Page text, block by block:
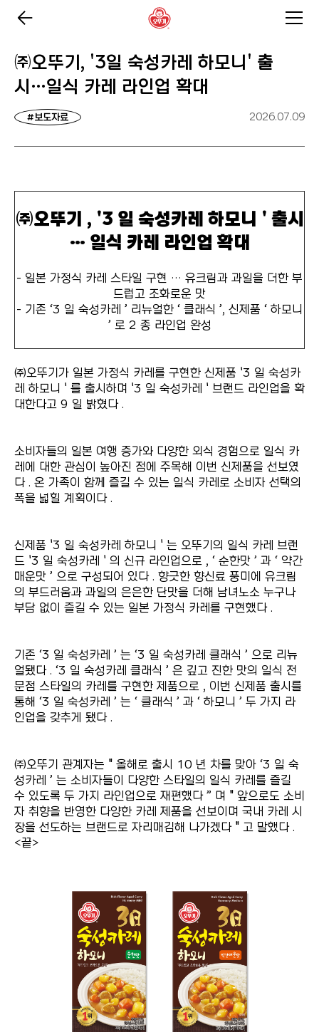
㈜오뚜기, '3일 숙성카레 하모니' 출
시…일식 카레 라인업 확대
#보도자료 2026.07.09
㈜오뚜기 , '3 일 숙성카레 하모니 ' 출시
… 일식 카레 라인업 확대
- 일본 가정식 카레 스타일 구현 … 유크림과 과일을 더한 부
드럽고 조화로운 맛
- 기존 ‘3 일 숙성카레 ’ 리뉴얼한 ‘ 클래식 ’, 신제품 ‘ 하모니
’ 로 2 종 라인업 완성
㈜오뚜기가 일본 가정식 카레를 구현한 신제품 '3 일 숙성카
레 하모니 ' 를 출시하며 '3 일 숙성카레 ' 브랜드 라인업을 확
대한다고 9 일 밝혔다 .
소비자들의 일본 여행 증가와 다양한 외식 경험으로 일식 카
레에 대한 관심이 높아진 점에 주목해 이번 신제품을 선보였
다 . 온 가족이 함께 즐길 수 있는 일식 카레로 소비자 선택의
폭을 넓힐 계획이다 .
신제품 '3 일 숙성카레 하모니 ' 는 오뚜기의 일식 카레 브랜
드 '3 일 숙성카레 ' 의 신규 라인업으로 , ‘ 순한맛 ’ 과 ‘ 약간
매운맛 ’ 으로 구성되어 있다 . 향긋한 향신료 풍미에 유크림
의 부드러움과 과일의 은은한 단맛을 더해 남녀노소 누구나
부담 없이 즐길 수 있는 일본 가정식 카레를 구현했다 .
기존 ‘3 일 숙성카레 ’ 는 ‘3 일 숙성카레 클래식 ’ 으로 리뉴
얼됐다 . ‘3 일 숙성카레 클래식 ’ 은 깊고 진한 맛의 일식 전
문점 스타일의 카레를 구현한 제품으로 , 이번 신제품 출시를
통해 ‘3 일 숙성카레 ’ 는 ‘ 클래식 ’ 과 ‘ 하모니 ’ 두 가지 라
인업을 갖추게 됐다 .
㈜오뚜기 관계자는 " 올해로 출시 10 년 차를 맞아 ‘3 일 숙
성카레 ’ 는 소비자들이 다양한 스타일의 일식 카레를 즐길
수 있도록 두 가지 라인업으로 재편했다 ” 며 " 앞으로도 소비
자 취향을 반영한 다양한 카레 제품을 선보이며 국내 카레 시
장을 선도하는 브랜드로 자리매김해 나가겠다 " 고 말했다 .
<끝>